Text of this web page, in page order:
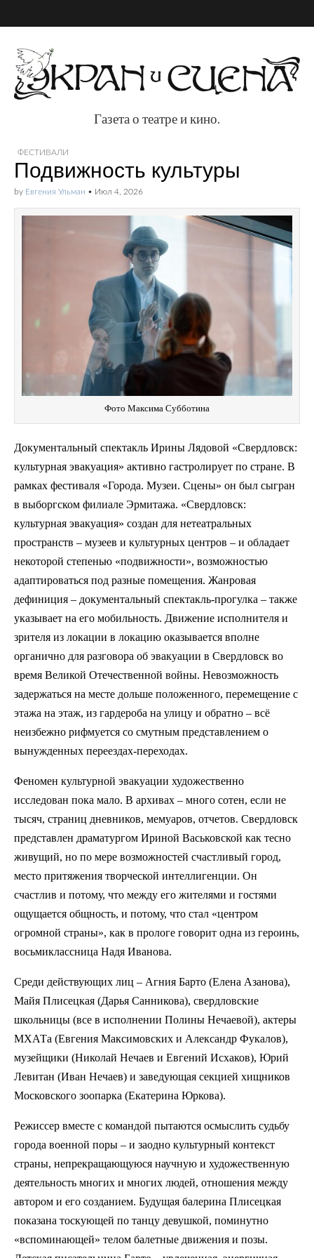
Газета о театре и
кино.
Газета о театре и кино.
ФЕСТИВАЛИ
Подвижность культуры
by Евгения Ульман • Июл 4, 2026
Фото Максима Субботина
Документальный спектакль Ирины Лядовой «Свердловск:
культурная эвакуация» активно гастролирует по стране. В
рамках фестиваля «Города. Музеи. Сцены» он был сыгран
в выборгском филиале Эрмитажа. «Свердловск:
культурная эвакуация» создан для нетеатральных
пространств – музеев и культурных центров – и обладает
некоторой степенью «подвижности», возможностью
адаптироваться под разные помещения. Жанровая
дефиниция – документальный спектакль-прогулка – также
указывает на его мобильность. Движение исполнителя и
зрителя из локации в локацию оказывается вполне
органично для разговора об эвакуации в Свердловск во
время Великой Отечественной войны. Невозможность
задержаться на месте дольше положенного, перемещение с
этажа на этаж, из гардероба на улицу и обратно – всё
неизбежно рифмуется со смутным представлением о
вынужденных переездах-переходах.
Феномен культурной эвакуации художественно
исследован пока мало. В архивах – много сотен, если не
тысяч, страниц дневников, мемуаров, отчетов. Свердловск
представлен драматургом Ириной Васьковской как тесно
живущий, но по мере возможностей счастливый город,
место притяжения творческой интеллигенции. Он
счастлив и потому, что между его жителями и гостями
ощущается общность, и потому, что стал «центром
огромной страны», как в прологе говорит одна из героинь,
восьмиклассница Надя Иванова.
Среди действующих лиц – Агния Барто (Елена Азанова),
Майя Плисецкая (Дарья Санникова), свердловские
школьницы (все в исполнении Полины Нечаевой), актеры
МХАТа (Евгения Максимовских и Александр Фукалов),
музейщики (Николай Нечаев и Евгений Исхаков), Юрий
Левитан (Иван Нечаев) и заведующая секцией хищников
Московского зоопарка (Екатерина Юркова).
Режиссер вместе с командой пытаются осмыслить судьбу
города военной поры – и заодно культурный контекст
страны, непрекращающуюся научную и художественную
деятельность многих и многих людей, отношения между
автором и его созданием. Будущая балерина Плисецкая
показана тоскующей по танцу девушкой, поминутно
«вспоминающей» телом балетные движения и позы.